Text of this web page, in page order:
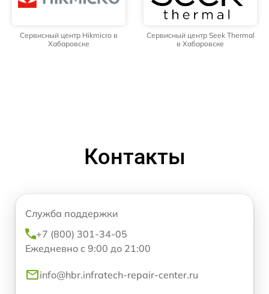
Сервисный центр Hikmicro в
Хабаровске
Сервисный центр Seek Thermal
в Хабаровске
Контакты
Служба поддержки
+7 (800) 301-34-05
Ежедневно с 9:00 до 21:00
info@hbr.infratech-repair-center.ru